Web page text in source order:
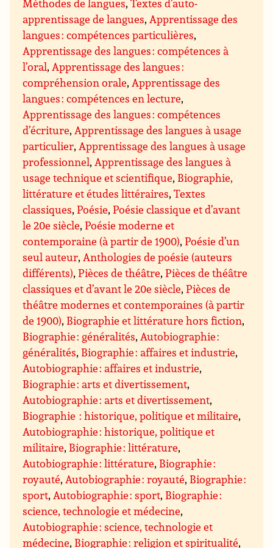
Méthodes de langues,Textes d’auto-
apprentissage de langues,Apprentissage des
langues : compétences particulières,
Apprentissage des langues : compétences à
l’oral,Apprentissage des langues :
compréhension orale,Apprentissage des
langues : compétences en lecture,
Apprentissage des langues : compétences
d’écriture,Apprentissage des langues à usage
particulier,Apprentissage des langues à usage
professionnel,Apprentissage des langues à
usage technique et scientifique, Biographie,
littérature et études littéraires,Textes
classiques,Poésie,Poésie classique et d’avant
le 20e siècle,Poésie moderne et
contemporaine (à partir de 1900),Poésie d’un
seul auteur,Anthologies de poésie (auteurs
différents),Pièces de théâtre,Pièces de théâtre
classiques et d’avant le 20e siècle,Pièces de
théâtre modernes et contemporaines (à partir
de 1900), Biographie et littérature hors fiction,
Biographie : généralités,Autobiographie :
généralités, Biographie : affaires et industrie,
Autobiographie : affaires et industrie,
Biographie : arts et divertissement,
Autobiographie : arts et divertissement,
Biographie : historique, politique et militaire,
Autobiographie : historique, politique et
militaire, Biographie : littérature,
Autobiographie : littérature, Biographie :
royauté,Autobiographie : royauté, Biographie :
sport,Autobiographie : sport, Biographie :
science, technologie et médecine,
Autobiographie : science, technologie et
médecine, Biographie : religion et spiritualité,